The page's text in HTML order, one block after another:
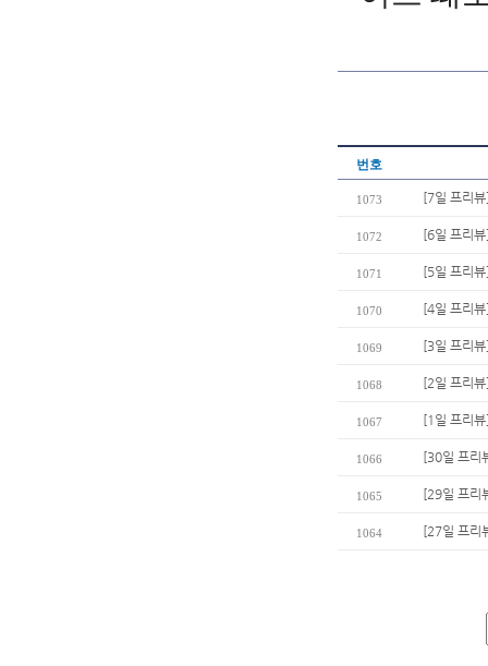
번호
1073 [7일 프리
1072 [6일 프리
1071 [5일 프리
1070 [4일 프리
1069 [3일 프리
1068 [2일 프리
1067 [1일 프리
1066 [30일 프리
1065 [29일 프리
1064 [27일 프리